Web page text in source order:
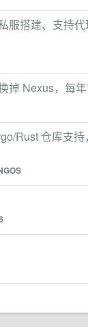
服搭建、支持
掉 Nexus，每
Rust 仓库支